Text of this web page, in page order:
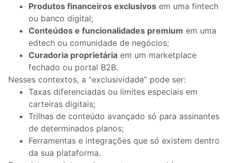
Produtos financeiros exclusivos em uma fintech
ou banco digital;
Conteúdos e funcionalidades premium em uma
edtech ou comunidade de negócios;
Curadoria proprietária em um marketplace
fechado ou portal B2B.
Nesses contextos, a “exclusividade” pode ser:
Taxas diferenciadas ou limites especiais em
carteiras digitais;
Trilhas de conteúdo avançado só para assinantes
de determinados planos;
Ferramentas e integrações que só existem dentro
da sua plataforma.